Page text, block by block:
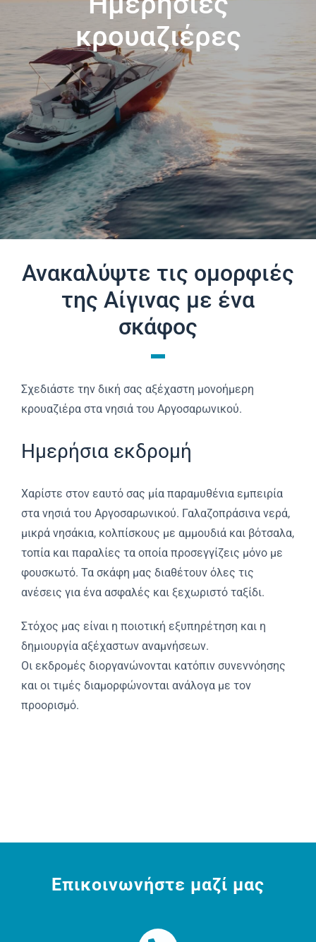
κρουαζιέρες
Ανακαλύψτε τις ομορφιές
της Αίγινας με ένα
σκάφος
Σχεδιάστε την δική σας αξέχαστη μονοήμερη
κρουαζιέρα στα νησιά του Αργοσαρωνικού.
Ημερήσια εκδρομή
Χαρίστε στον εαυτό σας μία παραμυθένια εμπειρία
στα νησιά του Αργοσαρωνικού. Γαλαζοπράσινα νερά,
μικρά νησάκια, κολπίσκους με αμμουδιά και βότσαλα,
τοπία και παραλίες τα οποία προσεγγίζεις μόνο με
φουσκωτό. Τα σκάφη μας διαθέτουν όλες τις
ανέσεις για ένα ασφαλές και ξεχωριστό ταξίδι.
Στόχος μας είναι η ποιοτική εξυπηρέτηση και η
δημιουργία αξέχαστων αναμνήσεων.
Οι εκδρομές διοργανώνονται κατόπιν συνεννόησης
και οι τιμές διαμορφώνονται ανάλογα με τον
προορισμό.
Επικοινωνήστε μαζί μας